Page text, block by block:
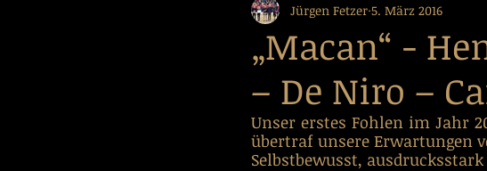
2011 2010 2009
„Macan“ -
– De Niro –
Jürgen Fetzer 5. März 2016
Unser erstes Fohlen im Jahr
übertraf unsere Erwartungen
Selbstbewusst,